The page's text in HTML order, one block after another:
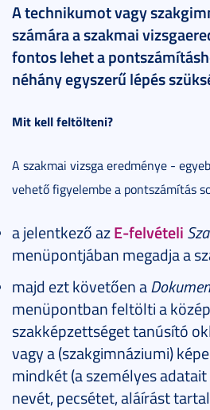
A technikumot vagy
számára a szakmai
fontos lehet a
néhány egyszerű lépés
Mit kell feltölteni?
A szakmai vizsga eredménye -
vehető figyelembe a pontszámítás
a jelentkező azE-felvételi
menüpontjában megadja a
majd ezt követően a
menüpontban feltölti a
szakképzettséget tanúsító
vagy a (szakgimnáziumi)
mindkét (a személyes
nevét, pecsétet, aláírást